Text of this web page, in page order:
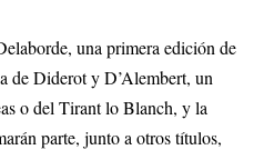
una primera edición de
de Diderot y D’Alembert, un
o del Tirant lo Blanch, y la
parte, junto a otros títulos,